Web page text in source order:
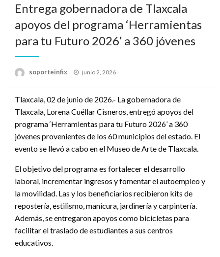
Entrega gobernadora de Tlaxcala
apoyos del programa ‘Herramientas
para tu Futuro 2026’ a 360 jóvenes
soporteinfix
Publicado
junio 2, 2026
Tlaxcala, 02 de junio de 2026.- La gobernadora de
Tlaxcala, Lorena Cuéllar Cisneros, entregó apoyos del
programa ‘Herramientas para tu Futuro 2026’ a 360
jóvenes provenientes de los 60 municipios del estado. El
evento se llevó a cabo en el Museo de Arte de Tlaxcala.
El objetivo del programa es fortalecer el desarrollo
laboral, incrementar ingresos y fomentar el autoempleo y
la movilidad. Las y los beneficiarios recibieron kits de
repostería, estilismo, manicura, jardinería y carpintería.
Además, se entregaron apoyos como bicicletas para
facilitar el traslado de estudiantes a sus centros
educativos.